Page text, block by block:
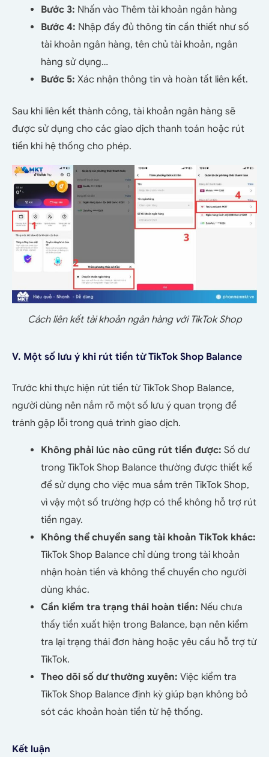
Bước 3: Nhấn vào Thêm tài khoản ngân hàng
Bước 4: Nhập đầy đủ thông tin cần thiết như số
tài khoản ngân hàng, tên chủ tài khoản, ngân
hàng sử dụng…
Bước 5: Xác nhận thông tin và hoàn tất liên kết.
Sau khi liên kết thành công, tài khoản ngân hàng sẽ
được sử dụng cho các giao dịch thanh toán hoặc rút
tiền khi hệ thống cho phép.
Cách liên kết tài khoản ngân hàng với TikTok Shop
V. Một số lưu ý khi rút tiền từ TikTok Shop Balance
Trước khi thực hiện rút tiền từ TikTok Shop Balance,
người dùng nên nắm rõ một số lưu ý quan trọng để
tránh gặp lỗi trong quá trình giao dịch.
Không phải lúc nào cũng rút tiền được: Số dư
trong TikTok Shop Balance thường được thiết kế
để sử dụng cho việc mua sắm trên TikTok Shop,
vì vậy một số trường hợp có thể không hỗ trợ rút
tiền ngay.
Không thể chuyển sang tài khoản TikTok khác:
TikTok Shop Balance chỉ dùng trong tài khoản
nhận hoàn tiền và không thể chuyển cho người
dùng khác.
Cần kiểm tra trạng thái hoàn tiền: Nếu chưa
thấy tiền xuất hiện trong Balance, bạn nên kiểm
tra lại trạng thái đơn hàng hoặc yêu cầu hỗ trợ từ
TikTok.
Theo dõi số dư thường xuyên: Việc kiểm tra
TikTok Shop Balance định kỳ giúp bạn không bỏ
sót các khoản hoàn tiền từ hệ thống.
Kết luận